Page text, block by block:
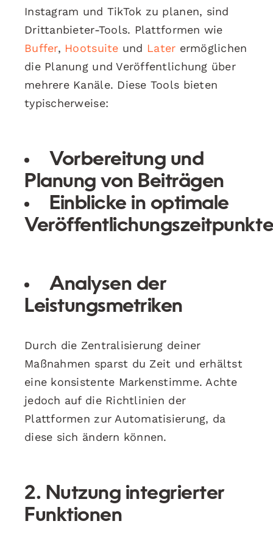
Instagram und TikTok zu planen, sind
Drittanbieter-Tools. Plattformen wie
Buffer, Hootsuite und Later ermöglichen
die Planung und Veröffentlichung über
mehrere Kanäle. Diese Tools bieten
typischerweise:
Vorbereitung und
Planung von Beiträgen
Einblicke in optimale
Analysen der
Leistungsmetriken
Durch die Zentralisierung deiner
Maßnahmen sparst du Zeit und erhältst
eine konsistente Markenstimme. Achte
jedoch auf die Richtlinien der
Plattformen zur Automatisierung, da
diese sich ändern können.
2. Nutzung integrierter
Funktionen